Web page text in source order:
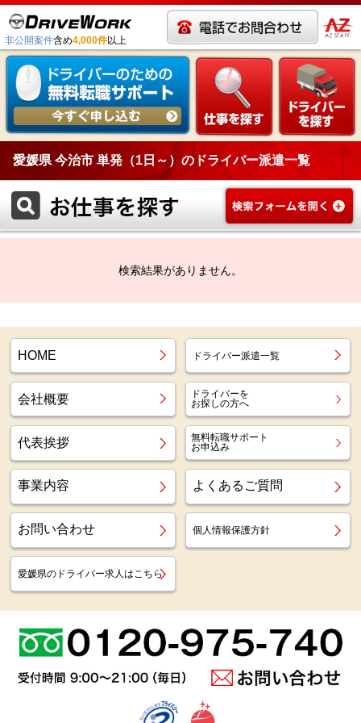
非公開案件含め4,000件以上
愛媛県 今治市 単発（1日～）のドライバー派遣一覧
検索結果がありません。
HOME ドライバー派遣一覧
会社概要
ドライバーを
お探しの方へ
代表挨拶
無料転職サポート
お申込み
事業内容 よくあるご質問
お問い合わせ 個人情報保護方針
愛媛県のドライバー求人はこちら